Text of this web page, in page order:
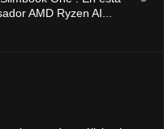
AMD Ryzen AI...